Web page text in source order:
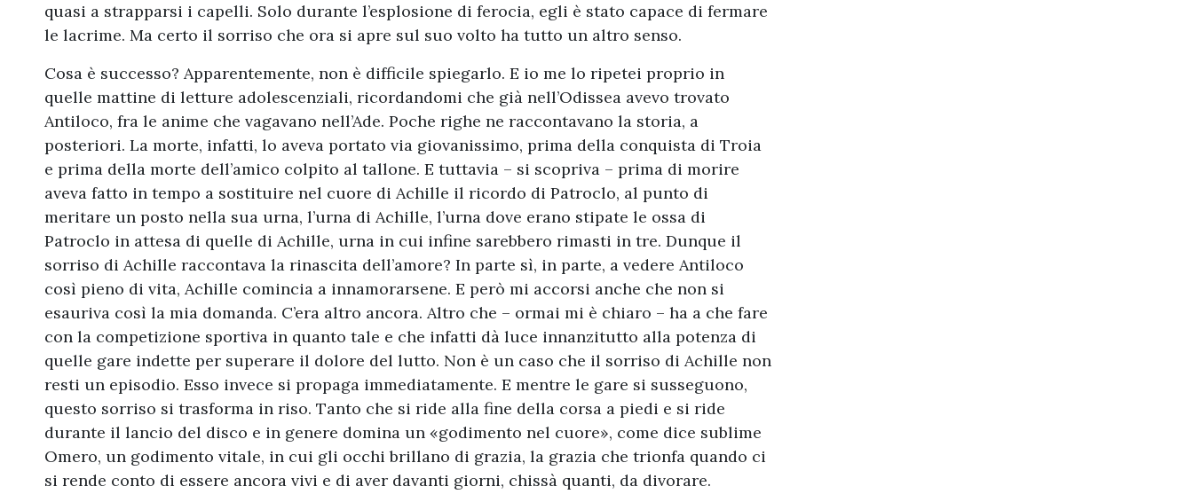
quasi a strapparsi i capelli. Solo durante l’esplosione di ferocia, egli è stato capace di fermare
le lacrime. Ma certo il sorriso che ora si apre sul suo volto ha tutto un altro senso.
Cosa è successo? Apparentemente, non è difficile spiegarlo. E io me lo ripetei proprio in
quelle mattine di letture adolescenziali, ricordandomi che già nell’Odissea avevo trovato
Antiloco, fra le anime che vagavano nell’Ade. Poche righe ne raccontavano la storia, a
posteriori. La morte, infatti, lo aveva portato via giovanissimo, prima della conquista di Troia
e prima della morte dell’amico colpito al tallone. E tuttavia – si scopriva – prima di morire
aveva fatto in tempo a sostituire nel cuore di Achille il ricordo di Patroclo, al punto di
meritare un posto nella sua urna, l’urna di Achille, l’urna dove erano stipate le ossa di
Patroclo in attesa di quelle di Achille, urna in cui infine sarebbero rimasti in tre. Dunque il
sorriso di Achille raccontava la rinascita dell’amore? In parte sì, in parte, a vedere Antiloco
così pieno di vita, Achille comincia a innamorarsene. E però mi accorsi anche che non si
esauriva così la mia domanda. C’era altro ancora. Altro che – ormai mi è chiaro – ha a che fare
con la competizione sportiva in quanto tale e che infatti dà luce innanzitutto alla potenza di
quelle gare indette per superare il dolore del lutto. Non è un caso che il sorriso di Achille non
resti un episodio. Esso invece si propaga immediatamente. E mentre le gare si susseguono,
questo sorriso si trasforma in riso. Tanto che si ride alla fine della corsa a piedi e si ride
durante il lancio del disco e in genere domina un «godimento nel cuore», come dice sublime
Omero, un godimento vitale, in cui gli occhi brillano di grazia, la grazia che trionfa quando ci
si rende conto di essere ancora vivi e di aver davanti giorni, chissà quanti, da divorare.